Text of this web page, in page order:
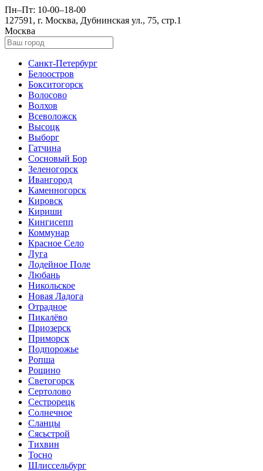
Пн–Пт: 10-00–18-00
127591, г. Москва, Дубнинская ул., 75, стр.1
Москва
Санкт-Петербург
Белоостров
Бокситогорск
Волосово
Волхов
Всеволожск
Высоцк
Выборг
Гатчина
Сосновый Бор
Зеленогорск
Ивангород
Каменногорск
Кировск
Кириши
Кингисепп
Коммунар
Красное Село
Луга
Лодейное Поле
Любань
Никольское
Новая Ладога
Отрадное
Пикалёво
Приозерск
Приморск
Подпорожье
Ропша
Рощино
Светогорск
Сертолово
Сестрорецк
Солнечное
Сланцы
Сясьстрой
Тихвин
Тосно
Шлиссельбург